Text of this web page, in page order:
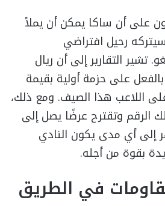
على أن ساكا يمكن أن يملأ
رحيل افتراضي
تشير التقارير إلى أن ريال
على حزمة أولية بقيمة
على اللاعب هذا الصيف. ومع ذلك،
الرقم وتقترح عرضًا يصل إلى
إلى أي مدى يكون النادي
بقوة من أجله.
في الطريق